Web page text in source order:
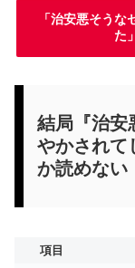
「治安悪そう
た
結局『治安
やかされて
か読めない
項目